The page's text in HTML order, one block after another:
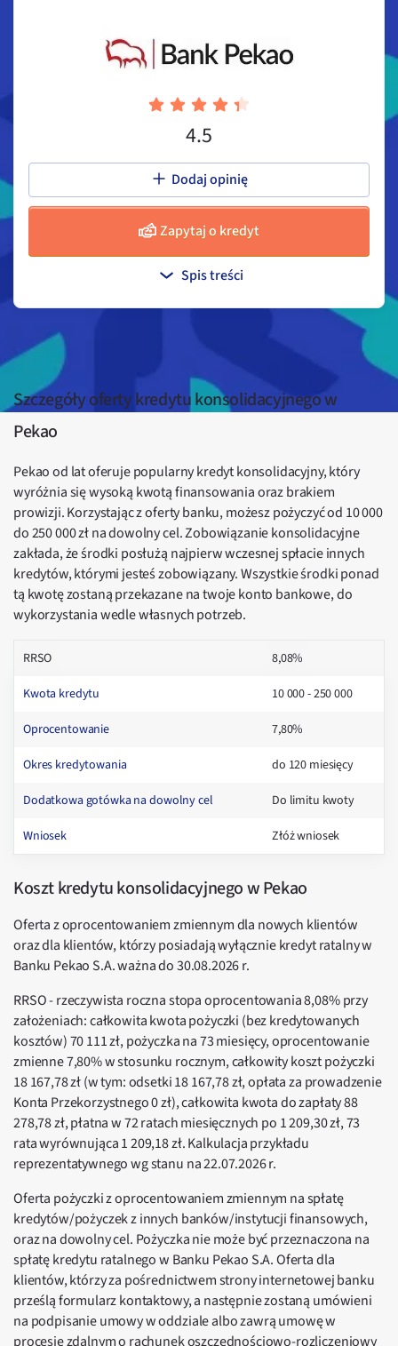
4.5
Dodaj opinię
Zapytaj o kredyt
Spis treści
Szczegóły oferty kredytu konsolidacyjnego w
Pekao
Pekao od lat oferuje popularny kredyt konsolidacyjny, który
wyróżnia się wysoką kwotą finansowania oraz brakiem
prowizji. Korzystając z oferty banku, możesz pożyczyć od 10 000
do 250 000 zł na dowolny cel. Zobowiązanie konsolidacyjne
zakłada, że środki posłużą najpierw wczesnej spłacie innych
kredytów, którymi jesteś zobowiązany. Wszystkie środki ponad
tą kwotę zostaną przekazane na twoje konto bankowe, do
wykorzystania wedle własnych potrzeb.
RRSO
8,08%
Kwota kredytu
10 000 - 250 000
Oprocentowanie
7,80%
Okres kredytowania
do 120 miesięcy
Dodatkowa gotówka na dowolny cel
Do limitu kwoty
Wniosek
Złóż wniosek
Koszt kredytu konsolidacyjnego w Pekao
Oferta z oprocentowaniem zmiennym dla nowych klientów
oraz dla klientów, którzy posiadają wyłącznie kredyt ratalny w
Banku Pekao S.A. ważna do 30.08.2026 r.
RRSO - rzeczywista roczna stopa oprocentowania 8,08% przy
założeniach: całkowita kwota pożyczki (bez kredytowanych
kosztów) 70 111 zł, pożyczka na 73 miesięcy, oprocentowanie
zmienne 7,80% w stosunku rocznym, całkowity koszt pożyczki
18 167,78 zł (w tym: odsetki 18 167,78 zł, opłata za prowadzenie
Konta Przekorzystnego 0 zł), całkowita kwota do zapłaty 88
278,78 zł, płatna w 72 ratach miesięcznych po 1 209,30 zł, 73
rata wyrównująca 1 209,18 zł. Kalkulacja przykładu
reprezentatywnego wg stanu na 22.07.2026 r.
Oferta pożyczki z oprocentowaniem zmiennym na spłatę
kredytów/pożyczek z innych banków/instytucji finansowych,
oraz na dowolny cel. Pożyczka nie może być przeznaczona na
spłatę kredytu ratalnego w Banku Pekao S.A. Oferta dla
klientów, którzy za pośrednictwem strony internetowej banku
prześlą formularz kontaktowy, a następnie zostaną umówieni
na podpisanie umowy w oddziale albo zawrą umowę w
procesie zdalnym o rachunek oszczędnościowo-rozliczeniowy